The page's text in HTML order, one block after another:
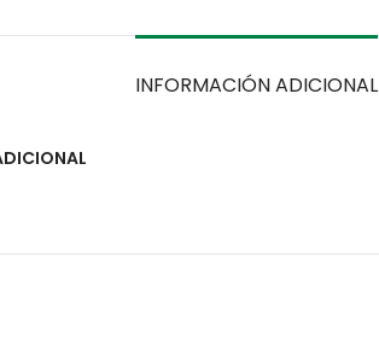
INFORMACIÓN ADICIONAL